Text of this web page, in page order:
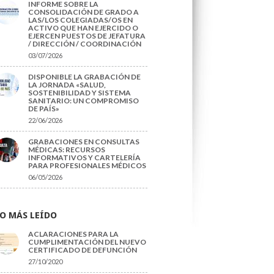
INFORME SOBRE LA
CONSOLIDACIÓN DE GRADO A
LAS/LOS COLEGIADAS/OS EN
ACTIVO QUE HAN EJERCIDO O
EJERCEN PUESTOS DE JEFATURA
/ DIRECCIÓN / COORDINACIÓN
03/07/2026
DISPONIBLE LA GRABACIÓN DE
LA JORNADA «SALUD,
SOSTENIBILIDAD Y SISTEMA
SANITARIO: UN COMPROMISO
DE PAÍS»
22/06/2026
GRABACIONES EN CONSULTAS
MÉDICAS: RECURSOS
INFORMATIVOS Y CARTELERÍA
PARA PROFESIONALES MÉDICOS
06/05/2026
MÁS LEÍDO
ACLARACIONES PARA LA
CUMPLIMENTACIÓN DEL NUEVO
CERTIFICADO DE DEFUNCIÓN
27/10/2020